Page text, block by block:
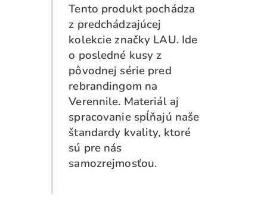
Tento produkt pochádza
z predchádzajúcej
kolekcie značky LAU. Ide
o posledné kusy z
pôvodnej série pred
rebrandingom na
Verennile. Materiál aj
spracovanie spĺňajú naše
štandardy kvality, ktoré
sú pre nás
samozrejmosťou.